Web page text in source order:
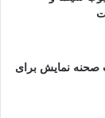
نمایش برای